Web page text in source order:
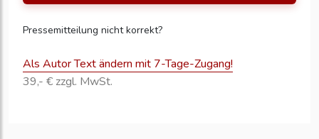
Pressemitteilung nicht korrekt?
Als Autor Text ändern mit 7-Tage-Zugang!
39,- € zzgl. MwSt.